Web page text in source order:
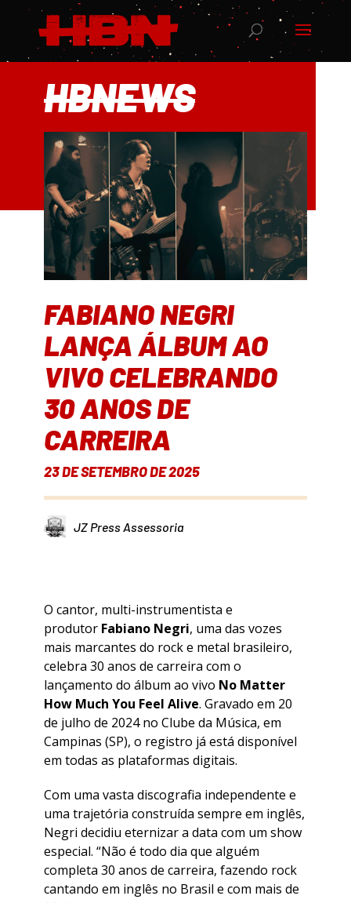
HBNEWS
FABIANO NEGRI
LANÇA ÁLBUM AO
VIVO CELEBRANDO
30 ANOS DE
CARREIRA
23 DE SETEMBRO DE 2025
JZ Press Assessoria
O cantor, multi-instrumentista e
produtor Fabiano Negri, uma das vozes
mais marcantes do rock e metal brasileiro,
celebra 30 anos de carreira com o
lançamento do álbum ao vivo No Matter
How Much You Feel Alive. Gravado em 20
de julho de 2024 no Clube da Música, em
Campinas (SP), o registro já está disponível
em todas as plataformas digitais.
​Com uma vasta discografia independente e
uma trajetória construída sempre em inglês,
Negri decidiu eternizar a data com um show
especial. “Não é todo dia que alguém
completa 30 anos de carreira, fazendo rock
cantando em inglês no Brasil e com mais de